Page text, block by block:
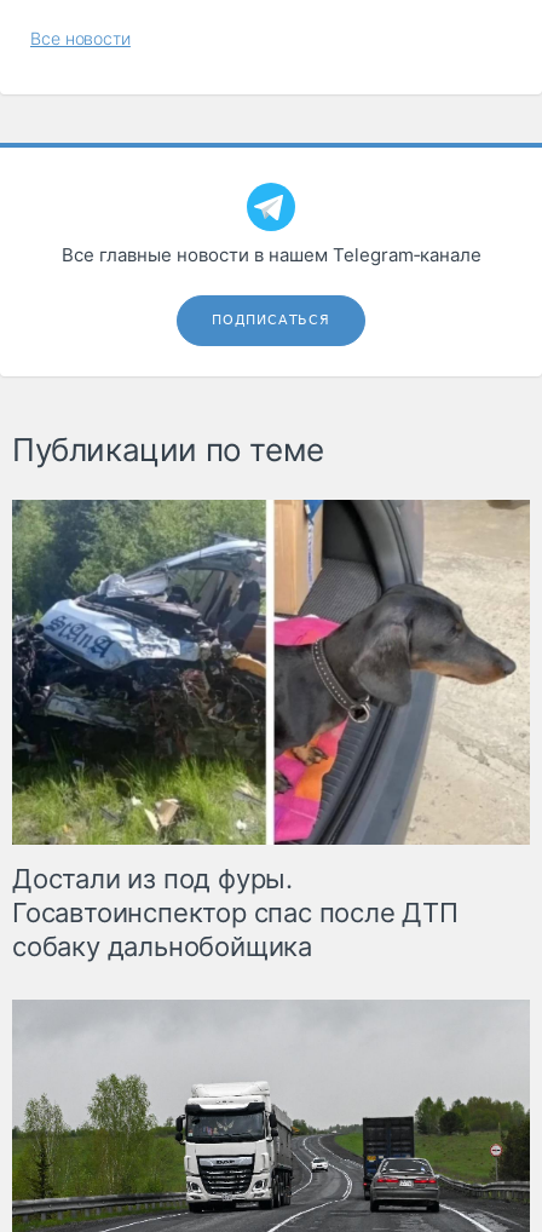
Все новости
Все главные новости в нашем Telegram‑канале
ПОДПИСАТЬСЯ
Публикации по теме
Достали из под фуры.
Госавтоинспектор спас после ДТП
собаку дальнобойщика